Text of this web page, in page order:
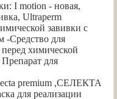
I motion - новая,
Ultraperm
завивки с
-Средство для
химической
для
premium ,СЕЛЕКТА
для реализации